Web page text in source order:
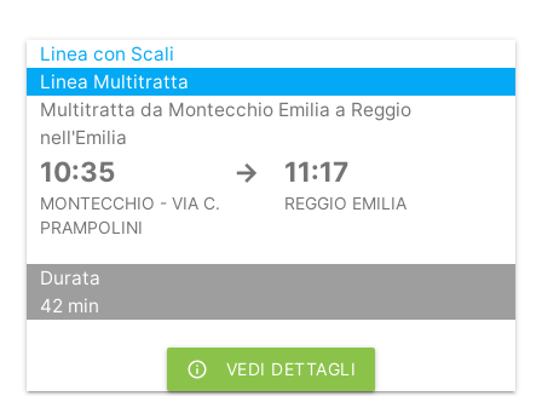
Linea con Scali
Linea Multitratta
Multitratta da Montecchio Emilia a Reggio
nell'Emilia
10:35 → 11:17
MONTECCHIO - VIA C.
PRAMPOLINI
REGGIO EMILIA
Durata
42 min
info_outline VEDI DETTAGLI